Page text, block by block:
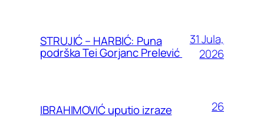
STRUJIĆ – HARBIĆ: Puna
podrška Tei Gorjanc Prelević
31 Jula,
2026
IBRAHIMOVIĆ uputio izraze
26